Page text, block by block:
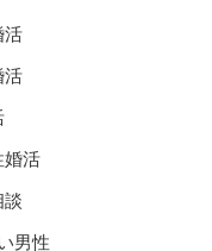
活
活
婚活
談
男性